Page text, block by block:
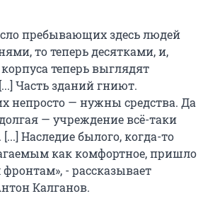
пребывающих здесь людей
то теперь десятками, и,
теперь выглядят
Часть зданий гниют.
непросто — нужны средства. Да
— учреждение всё-таки
Наследие былого, когда-то
как комфортное, пришло
- рассказывает
Калганов.